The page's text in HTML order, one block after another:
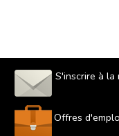
S'inscrire à
Offres